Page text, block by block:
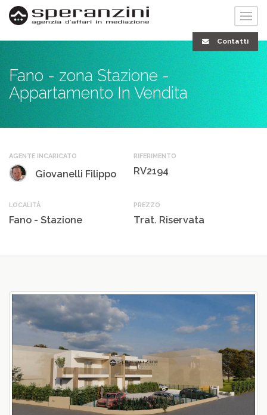
Contatti
Fano - zona Stazione -
Appartamento In Vendita
AGENTE INCARICATO
Giovanelli Filippo
RIFERIMENTO
RV2194
LOCALITÀ
Fano - Stazione
PREZZO
Trat. Riservata